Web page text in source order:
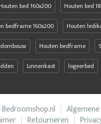
bed 160x200
Houten bed
bedframe 160x200
Houten
Houten bedframe
Linnenkast logeerbed
Retourneren